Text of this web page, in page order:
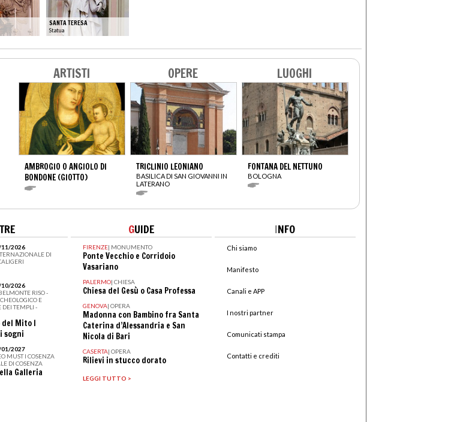
SANTA TERESA
Statua
ARTISTI
AMBROGIO O ANGIOLO DI
BONDONE (GIOTTO)
OPERE
TRICLINIO LEONIANO
BASILICA DI SAN GIOVANNI IN
LATERANO
LUOGHI
FONTANA DEL NETTUNO
BOLOGNA
2026
DI
2026
RISO -
E
DEI TEMPLI -
del Mito I
sogni
2027
MUST I COSENZA
DI COSENZA
Galleria
GUIDE
FIRENZE| MONUMENTO
Ponte Vecchio e Corridoio
Vasariano
PALERMO| CHIESA
Chiesa del Gesù o Casa Professa
GENOVA| OPERA
Madonna con Bambino fra Santa
Caterina d’Alessandria e San
Nicola di Bari
CASERTA| OPERA
Rilievi in stucco dorato
LEGGI TUTTO >
INFO
Chi siamo
Manifesto
Canali e APP
I nostri partner
Comunicati stampa
Contatti e crediti